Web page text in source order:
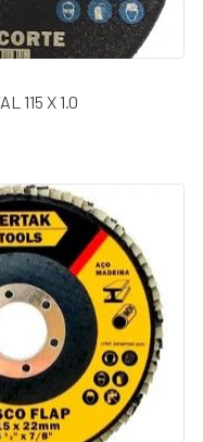
115 X 1.0